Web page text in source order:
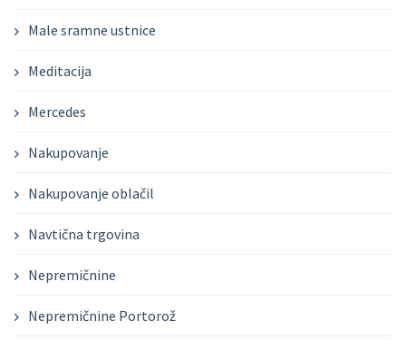
Male sramne ustnice
Meditacija
Mercedes
Nakupovanje
Nakupovanje oblačil
Navtična trgovina
Nepremičnine
Nepremičnine Portorož